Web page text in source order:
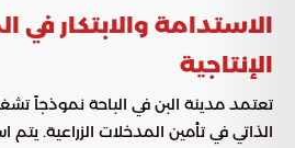
الاستدامة والابتكار في
الإنتاجية
تعتمد مدينة البن في الباحة نموذجاً
الذاتي في تأمين المدخلات الزراعية. يتم